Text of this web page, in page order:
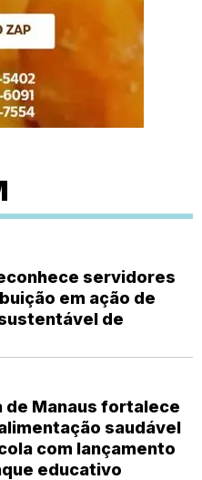
servidores
em ação de
de
de Manaus fortalece
saudável
com lançamento
educativo